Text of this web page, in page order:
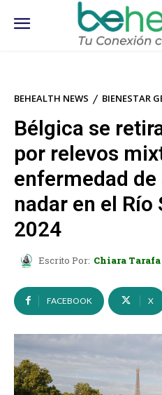
BEHEALTH NEWS BIENESTAR
Bélgica se
por relevos
enfermedad
nadar en el Río
2024
Escrito Por: Chiara Tarafa
FACEBOOK X